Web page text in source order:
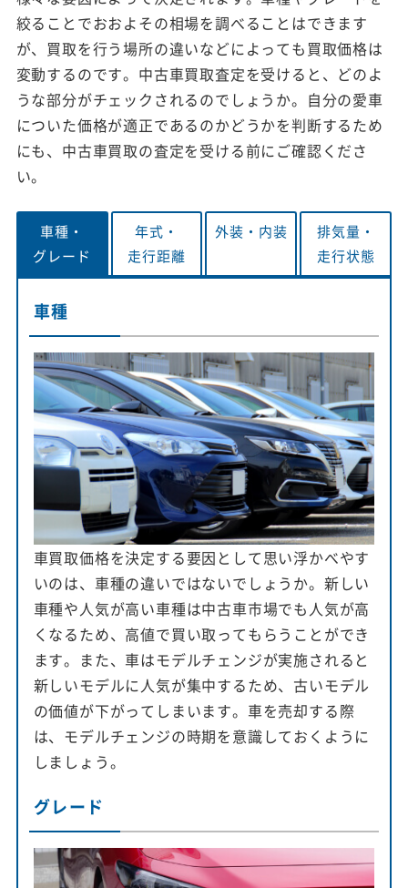
絞ることでおおよその相場を調べることはできます
が、買取を行う場所の違いなどによっても買取価格は
変動するのです。中古車買取査定を受けると、どのよ
うな部分がチェックされるのでしょうか。自分の愛車
についた価格が適正であるのかどうかを判断するため
にも、中古車買取の査定を受ける前にご確認くださ
い。
車種・
グレード
年式・
走行距離
外装・ 内装
排気量・
走行状態
車種
車買取価格を決定する要因として思い浮かべやす
いのは、車種の違いではないでしょうか。新しい
車種や人気が高い車種は中古車市場でも人気が高
くなるため、高値で買い取ってもらうことができ
ます。また、車はモデルチェンジが実施されると
新しいモデルに人気が集中するため、古いモデル
の価値が下がってしまいます。車を売却する際
は、モデルチェンジの時期を意識しておくように
しましょう。
グレード